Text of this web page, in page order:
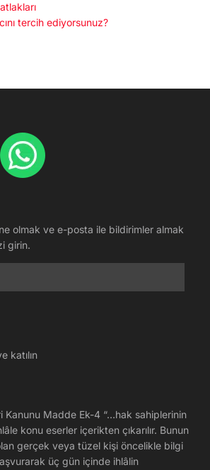
tercih ediyorsunuz?
olmak ve e-posta ile bildirimler almak
girin.
katılın
Kanunu Madde Ek-4 “…hak sahiplerinin
konu eserler içerikten çıkarılır. Bunun
gerçek veya tüzel kişi öncelikle bilgi
üç gün içinde ihlâlin